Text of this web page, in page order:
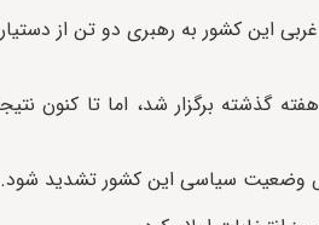
این کشور به رهبری دو تن از
بالغ بر ۲۴۱ میلیون تن روز پنج‌شنبه هفته گذشته برگزار
وضعیت سیاسی این کشور تشدید شود.